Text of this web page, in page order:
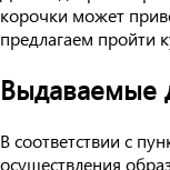
корочки может
предлагаем пройти
Выдаваемые
В соответствии с
осуществления